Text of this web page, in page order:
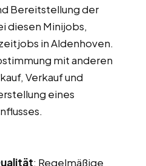
Bereitstellung der
diesen Minijobs,
in Aldenhoven.
mit anderen
Verkauf und
eines
: Regelmäßige